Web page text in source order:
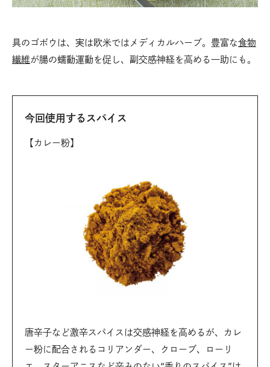
具のゴボウは、実は欧米ではメディカルハーブ。豊富な食物
繊維が腸の蠕動運動を促し、副交感神経を高める一助にも。
今回使用するスパイス
【カレー粉】
唐辛子など激辛スパイスは交感神経を高めるが、カレ
ー粉に配合されるコリアンダー、クローブ、ローリ